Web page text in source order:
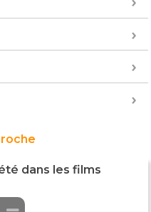
dans les films